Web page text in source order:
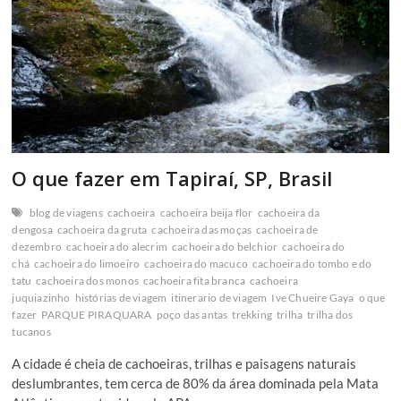
O que fazer em Tapiraí, SP, Brasil
blog de viagens cachoeira cachoeira beija flor cachoeira da
dengosa cachoeira da gruta cachoeira das moças cachoeira de
dezembro cachoeira do alecrim cachoeira do belchior cachoeira do
chá cachoeira do limoeiro cachoeira do macuco cachoeira do tombo e do
tatu cachoeira dos monos cachoeira fita branca cachoeira
juquiazinho histórias de viagem itinerario de viagem Ive Chueire Gaya o que
fazer PARQUE PIRAQUARA poço das antas trekking trilha trilha dos
tucanos
A cidade é cheia de cachoeiras, trilhas e paisagens naturais
deslumbrantes, tem cerca de 80% da área dominada pela Mata